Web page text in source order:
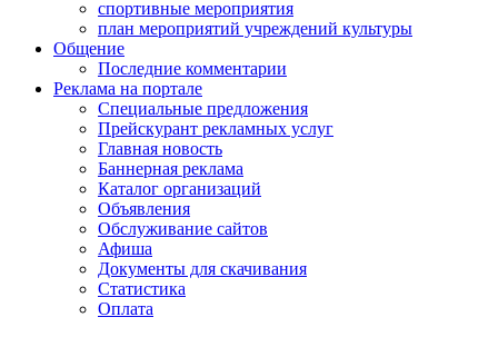
спортивные мероприятия
план мероприятий учреждений культуры
Общение
Последние комментарии
Реклама на портале
Специальные предложения
Прейскурант рекламных услуг
Главная новость
Баннерная реклама
Каталог организаций
Объявления
Обслуживание сайтов
Афиша
Документы для скачивания
Статистика
Оплата